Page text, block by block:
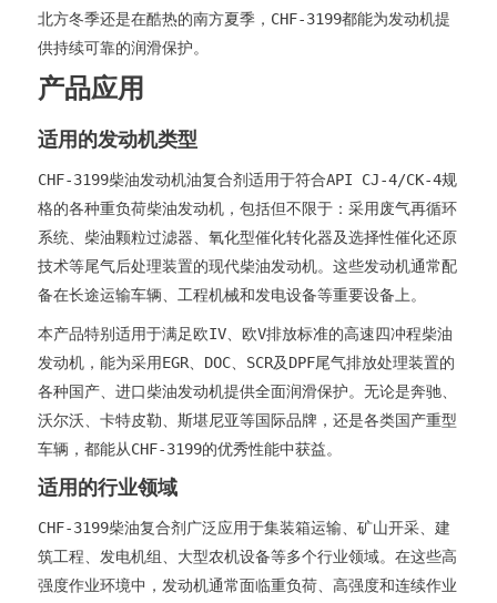
北方冬季还是在酷热的南方夏季，CHF-3199都能为发动机提
供持续可靠的润滑保护。
产品应用
适用的发动机类型
CHF-3199柴油发动机油复合剂适用于符合API CJ-4/CK-4规
格的各种重负荷柴油发动机，包括但不限于：采用废气再循环
系统、柴油颗粒过滤器、氧化型催化转化器及选择性催化还原
技术等尾气后处理装置的现代柴油发动机。这些发动机通常配
备在长途运输车辆、工程机械和发电设备等重要设备上。
本产品特别适用于满足欧IV、欧V排放标准的高速四冲程柴油
发动机，能为采用EGR、DOC、SCR及DPF尾气排放处理装置的
各种国产、进口柴油发动机提供全面润滑保护。无论是奔驰、
沃尔沃、卡特皮勒、斯堪尼亚等国际品牌，还是各类国产重型
车辆，都能从CHF-3199的优秀性能中获益。
适用的行业领域
CHF-3199柴油复合剂广泛应用于集装箱运输、矿山开采、建
筑工程、发电机组、大型农机设备等多个行业领域。在这些高
强度作业环境中，发动机通常面临重负荷、高强度和连续作业